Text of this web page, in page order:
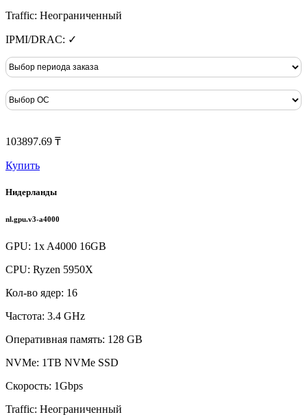
Traffic: Неограниченный
IPMI/DRAC: ✓
103897.69 ₸
Купить
Нидерланды
nl.gpu.v3-a4000
GPU: 1x A4000 16GB
CPU: Ryzen 5950X
Кол-во ядер: 16
Частота: 3.4 GHz
Оперативная память: 128 GB
NVMe: 1TB NVMe SSD
Скорость: 1Gbps
Traffic: Неограниченный